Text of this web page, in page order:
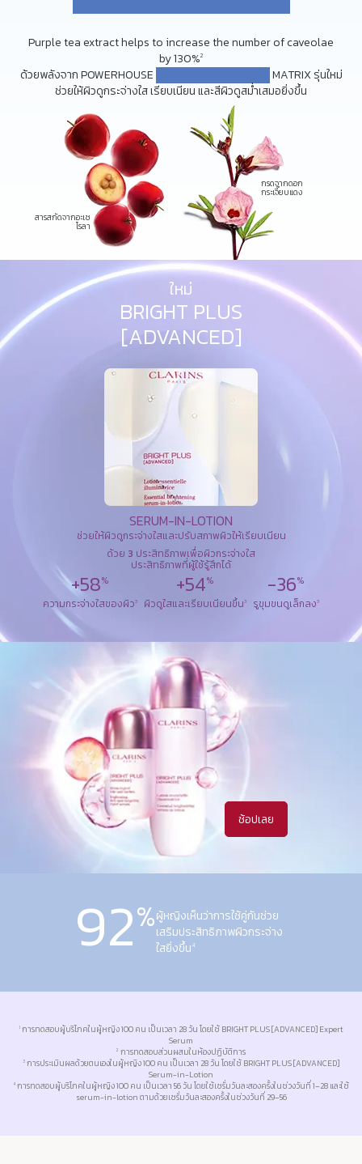
Purple tea extract helps to increase the number of caveolae
by 130%2
ด้วยพลังจาก POWERHOUSE
MATRIX รุ่นใหม่
ช่วยให้ผิวดูกระจ่างใส เรียบเนียน และสีผิวดูสม่ำเสมอยิ่งขึ้น
สารสกัดจากอะเซ
โรลา
กรดจากดอก
กระเจี๊ยบแดง
ใหม่
BRIGHT PLUS
[ADVANCED]
SERUM-IN-LOTION
ช่วยให้ผิวดูกระจ่างใสและปรับสภาพผิวให้เรียบเนียน
ด้วย 3 ประสิทธิภาพเพื่อผิวกระจ่างใส
ประสิทธิภาพที่ผู้ใช้รู้สึกได้
+58%
ความกระจ่างใสของผิว3
+54%
ผิวดูใสและเรียบเนียนขึ้น3
-36%
รูขุมขนดูเล็กลง3
92%ผู้หญิงเห็นว่าการใช้คู่กันช่วย
เสริมประสิทธิภาพผิวกระจ่าง
ใสยิ่งขึ้น4
ช้อปเลย
1การทดสอบผู้บริโภคในผู้หญิง 100 คน เป็นเวลา 28 วัน โดยใช้ BRIGHT PLUS [ADVANCED] Expert
Serum
2 การทดสอบส่วนผสมในห้องปฏิบัติการ
3 การประเมินผลด้วยตนเองในผู้หญิง 100 คน เป็นเวลา 28 วัน โดยใช้ BRIGHT PLUS [ADVANCED]
Serum-in-Lotion
4 การทดสอบผู้บริโภคในผู้หญิง 100 คน เป็นเวลา 56 วัน โดยใช้เซรั่มวันละสองครั้งในช่วงวันที่ 1–28 และใช้
serum-in-lotion ตามด้วยเซรั่มวันละสองครั้งในช่วงวันที่ 29–56